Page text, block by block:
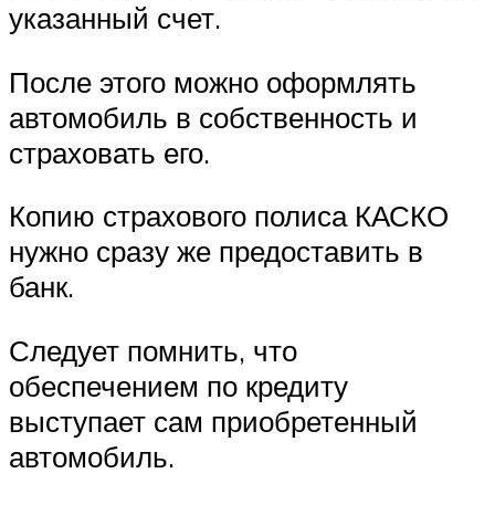
указанный счет.
После этого можно оформлять
автомобиль в собственность и
страховать его.
Копию страхового полиса КАСКО
нужно сразу же предоставить в
банк.
Следует помнить, что
обеспечением по кредиту
выступает сам приобретенный
автомобиль.